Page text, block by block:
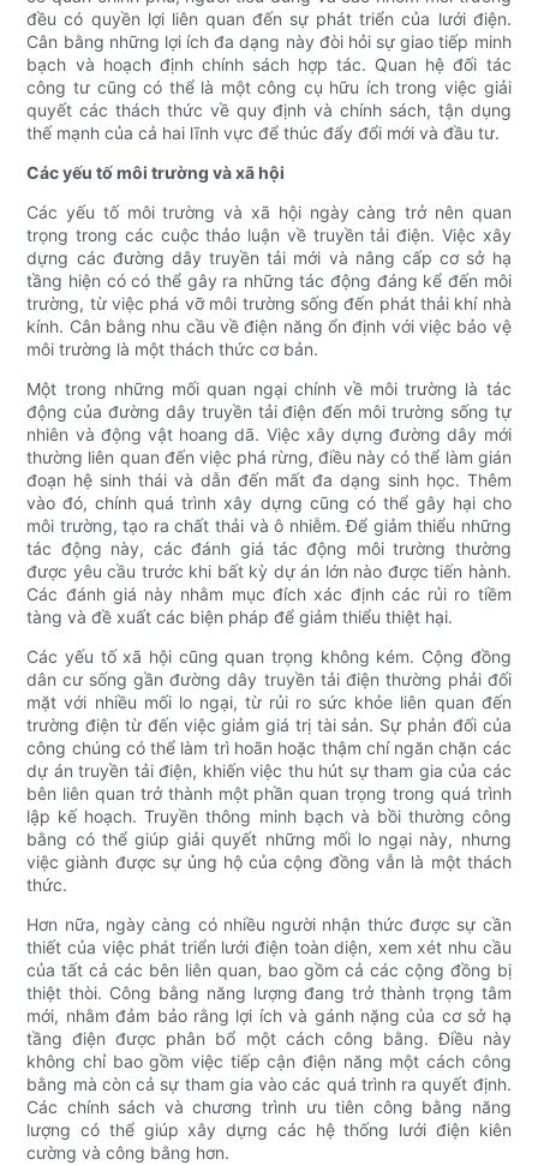
đều có quyền lợi liên quan đến sự phát triển của lưới điện.
Cân bằng những lợi ích đa dạng này đòi hỏi sự giao tiếp minh
bạch và hoạch định chính sách hợp tác. Quan hệ đối tác
công tư cũng có thể là một công cụ hữu ích trong việc giải
quyết các thách thức về quy định và chính sách, tận dụng
thế mạnh của cả hai lĩnh vực để thúc đẩy đổi mới và đầu tư.
Các yếu tố môi trường và xã hội
Các yếu tố môi trường và xã hội ngày càng trở nên quan
trọng trong các cuộc thảo luận về truyền tải điện. Việc xây
dựng các đường dây truyền tải mới và nâng cấp cơ sở hạ
tầng hiện có có thể gây ra những tác động đáng kể đến môi
trường, từ việc phá vỡ môi trường sống đến phát thải khí nhà
kính. Cân bằng nhu cầu về điện năng ổn định với việc bảo vệ
môi trường là một thách thức cơ bản.
Một trong những mối quan ngại chính về môi trường là tác
động của đường dây truyền tải điện đến môi trường sống tự
nhiên và động vật hoang dã. Việc xây dựng đường dây mới
thường liên quan đến việc phá rừng, điều này có thể làm gián
đoạn hệ sinh thái và dẫn đến mất đa dạng sinh học. Thêm
vào đó, chính quá trình xây dựng cũng có thể gây hại cho
môi trường, tạo ra chất thải và ô nhiễm. Để giảm thiểu những
tác động này, các đánh giá tác động môi trường thường
được yêu cầu trước khi bất kỳ dự án lớn nào được tiến hành.
Các đánh giá này nhằm mục đích xác định các rủi ro tiềm
tàng và đề xuất các biện pháp để giảm thiểu thiệt hại.
Các yếu tố xã hội cũng quan trọng không kém. Cộng đồng
dân cư sống gần đường dây truyền tải điện thường phải đối
mặt với nhiều mối lo ngại, từ rủi ro sức khỏe liên quan đến
trường điện từ đến việc giảm giá trị tài sản. Sự phản đối của
công chúng có thể làm trì hoãn hoặc thậm chí ngăn chặn các
dự án truyền tải điện, khiến việc thu hút sự tham gia của các
bên liên quan trở thành một phần quan trọng trong quá trình
lập kế hoạch. Truyền thông minh bạch và bồi thường công
bằng có thể giúp giải quyết những mối lo ngại này, nhưng
việc giành được sự ủng hộ của cộng đồng vẫn là một thách
thức.
Hơn nữa, ngày càng có nhiều người nhận thức được sự cần
thiết của việc phát triển lưới điện toàn diện, xem xét nhu cầu
của tất cả các bên liên quan, bao gồm cả các cộng đồng bị
thiệt thòi. Công bằng năng lượng đang trở thành trọng tâm
mới, nhằm đảm bảo rằng lợi ích và gánh nặng của cơ sở hạ
tầng điện được phân bổ một cách công bằng. Điều này
không chỉ bao gồm việc tiếp cận điện năng một cách công
bằng mà còn cả sự tham gia vào các quá trình ra quyết định.
Các chính sách và chương trình ưu tiên công bằng năng
lượng có thể giúp xây dựng các hệ thống lưới điện kiên
cường và công bằng hơn.